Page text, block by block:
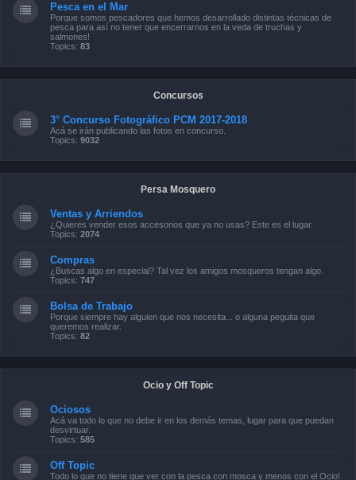
Pesca en el Mar
Porque somos pescadores que hemos desarrollado distintas técnicas de
pesca para así no tener que encerrarnos en la veda de truchas y
salmones!
Topics: 83
Concursos
3° Concurso Fotográfico PCM 2017-2018
Acá se irán publicando las fotos en concurso.
Topics: 9032
Persa Mosquero
Ventas y Arriendos
¿Quieres vender esos accesorios que ya no usas? Este es el lugar.
Topics: 2074
Compras
¿Buscas algo en especial? Tal vez los amigos mosqueros tengan algo.
Topics: 747
Bolsa de Trabajo
Porque siempre hay alguien que nos necesita... o alguna peguita que
queremos realizar.
Topics: 82
Ocio y Off Topic
Ociosos
Acá va todo lo que no debe ir en los demás temas, lugar para que puedan
desvirtuar.
Topics: 585
Off Topic
Todo lo que no tiene que ver con la pesca con mosca y menos con el Ocio!